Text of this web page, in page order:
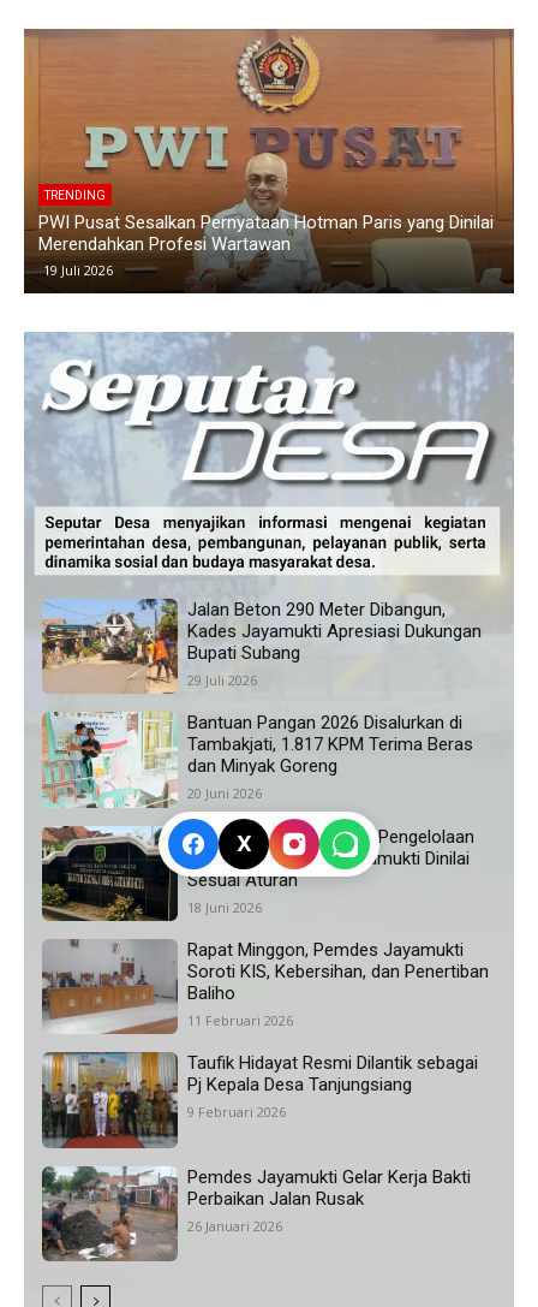
TRENDING
Polemik Siswa Tidak Naik Kelas di SMAN 1 Blanakan
Memanas, Wali Murid Tuding Sekolah Tidak Transparan
24 Juni 2026
Jalan Beton 290 Meter Dibangun,
Kades Jayamukti Apresiasi Dukungan
Bupati Subang
29 Juli 2026
Bantuan Pangan 2026 Disalurkan di
Tambakjati, 1.817 KPM Terima Beras
dan Minyak Goreng
20 Juni 2026
Hasil Audit Irda Subang, Pengelolaan
Keuangan Pemdes Jayamukti Dinilai
Sesuai Aturan
18 Juni 2026
Rapat Minggon, Pemdes Jayamukti
Soroti KIS, Kebersihan, dan Penertiban
Baliho
11 Februari 2026
Taufik Hidayat Resmi Dilantik sebagai
Pj Kepala Desa Tanjungsiang
9 Februari 2026
Pemdes Jayamukti Gelar Kerja Bakti
Perbaikan Jalan Rusak
26 Januari 2026
X